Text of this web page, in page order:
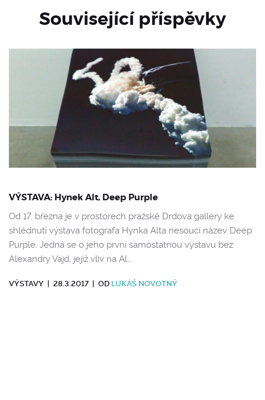
Související příspěvky
VÝSTAVA: Hynek Alt, Deep Purple
Od 17. března je v prostorech pražské Drdova gallery ke
shlédnutí výstava fotografa Hynka Alta nesoucí název Deep
Purple. Jedná se o jeho první samostatnou výstavu bez
Alexandry Vajd, jejíž vliv na Al…
VÝSTAVY 28.3.2017 OD LUKÁŠ NOVOTNÝ